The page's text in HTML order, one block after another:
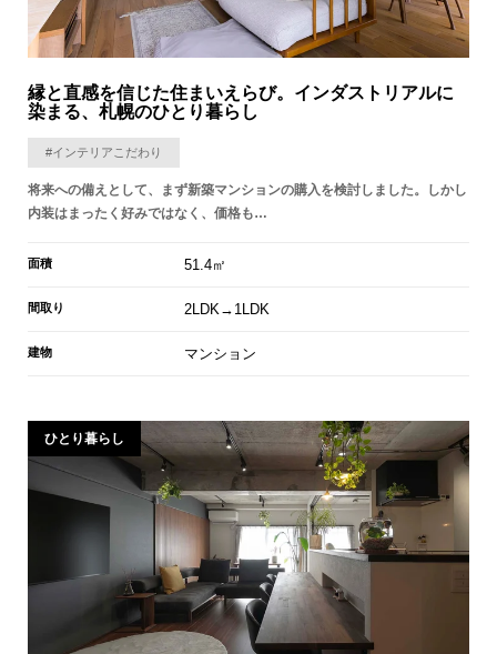
縁と直感を信じた住まいえらび。インダストリアルに
染まる、札幌のひとり暮らし
#インテリアこだわり
将来への備えとして、まず新築マンションの購入を検討しました。しかし
内装はまったく好みではなく、価格も…
面積 51.4㎡
間取り 2LDK→1LDK
建物 マンション
ひとり暮らし